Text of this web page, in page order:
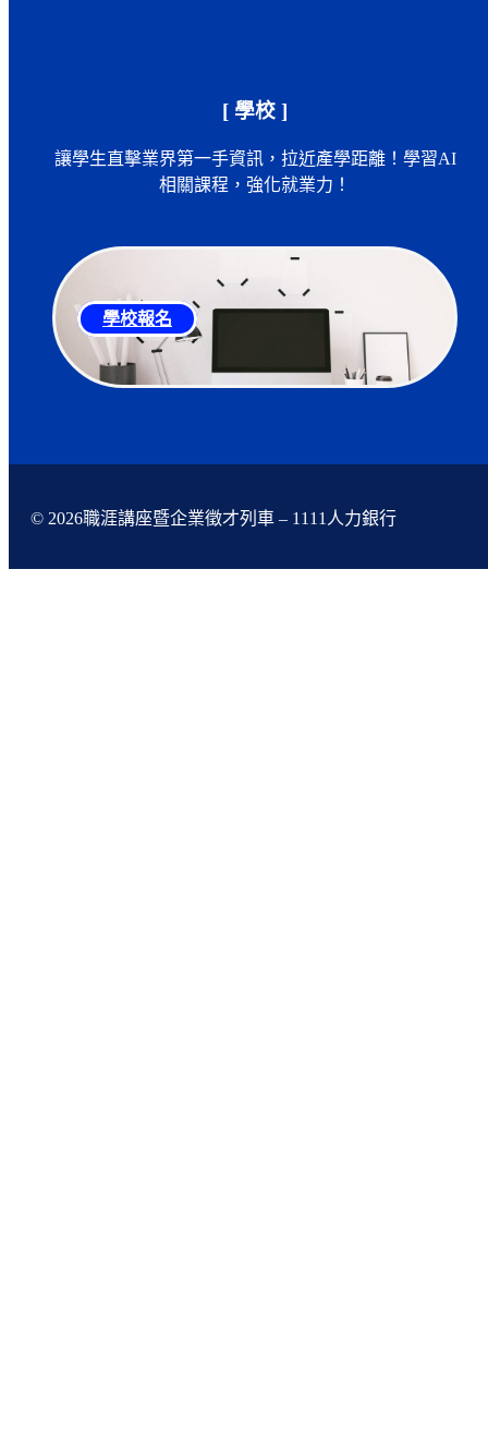
[ 學校 ]
讓學生直擊業界第一手資訊，拉近產學距離！學習AI
相關課程，強化就業力！
學校報名
© 2026職涯講座暨企業徵才列車 – 1111人力銀行